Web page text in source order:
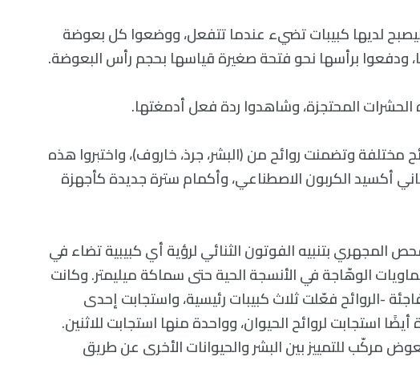
لديها كبيبات تضيء عندما تتفعل، ووضعوا كل بعوضة
ودفعوا برأسها نحو فتحة صغيرة قياسها بحجم رأس البعوضة.
الحشرات المحتجزة، وشاهدوا ردة فعل أدمغتها.
مختلفة وتضمنت روائح من (البشر، جرذ، خاروف)، واختبروا هذه
ثاني أكسيد الكربون الاصطناعي، وأكمام سترة جديدة كأجهزة
المجهري بتنبيه الفوتون الثنائي لرؤية أي كبيبية تضاء في
الوهّاجة في الأنسجة الحية حتى سماكة ميليمتر. وكانت
-الروائح فعّلت ثلاث كبيبات رئيسية، واستجابت إحدى
استجابت لروائح الحيوان، وواحدة منها استجابت للاثنين.
مركّب للتمييز بين البشر والحيوانات الأخرى عن طريق